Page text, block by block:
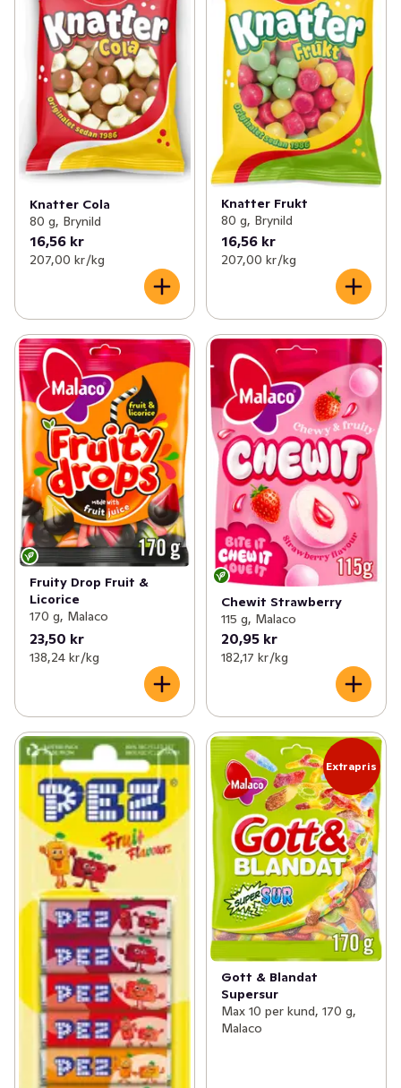
Knatter Cola
80 g, Brynild
16,56 kr
207,00 kr /kg
Knatter Frukt
80 g, Brynild
16,56 kr
207,00 kr /kg
Fruity Drop Fruit &
Licorice
170 g, Malaco
23,50 kr
138,24 kr /kg
Chewit Strawberry
115 g, Malaco
20,95 kr
182,17 kr /kg
Extrapris
Gott & Blandat
Supersur
Max 10 per kund, 170 g,
Malaco